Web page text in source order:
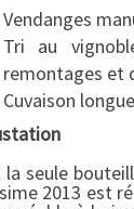
Vendanges
Tri au
remontages et
Cuvaison
la seule
2013 est